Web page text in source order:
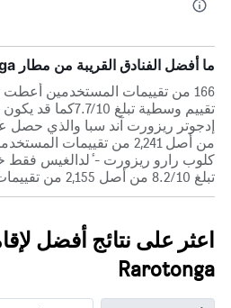
ما أفضل الفنادق القريبة من مطار Rarotonga؟
166 من تقييمات المستخدمين
تقييم وسطية تبلغ
من أصل 2,241 من تقييمات
كلوب رارو ريزورت - ٔلدالغيس فقط
تبلغ 8.2/10 من أصل 2,155 من تقييمات المستخدمين
اعثر على نتائج أفضل
Rarotonga